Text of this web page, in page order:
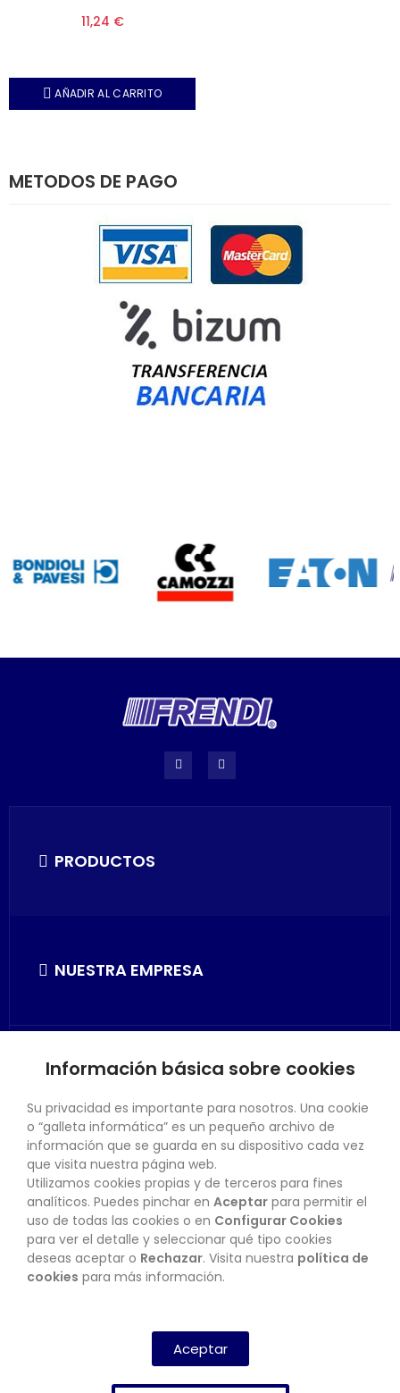
11,24 €
AÑADIR AL CARRITO
METODOS DE PAGO
PRODUCTOS
NUESTRA EMPRESA
SU CUENTA
CONTACTO
BOLETÍN
Información básica sobre cookies
Su privacidad es importante para nosotros. Una cookie
o “galleta informática” es un pequeño archivo de
información que se guarda en su dispositivo cada vez
que visita nuestra página web.
Utilizamos cookies propias y de terceros para fines
analíticos. Puedes pinchar en Aceptar para permitir el
uso de todas las cookies o en Configurar Cookies
para ver el detalle y seleccionar qué tipo cookies
deseas aceptar o Rechazar. Visita nuestra política de
cookies para más información.
Aceptar